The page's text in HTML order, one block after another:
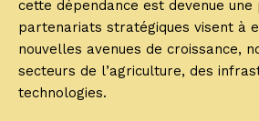
cette dépendance est devenue
partenariats stratégiques visent à
nouvelles avenues de croissance,
secteurs de l’agriculture, des
technologies.